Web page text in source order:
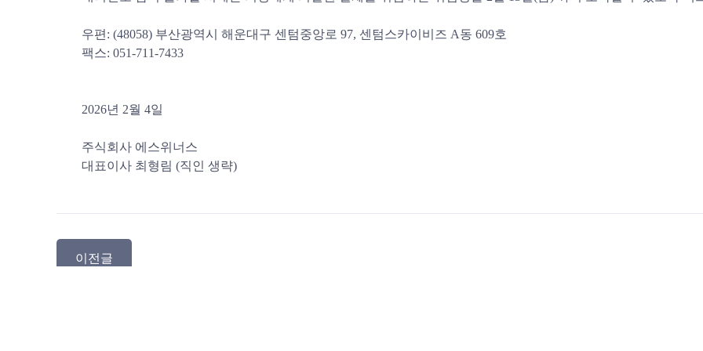
우편: (48058) 부산광역시 해운대구 센텀중앙로 97, 센텀스카이비즈 A동 609호
팩스: 051-711-7433
2026년 2월 4일
주식회사 에스위너스
대표이사 최형림 (직인 생략)
이전글